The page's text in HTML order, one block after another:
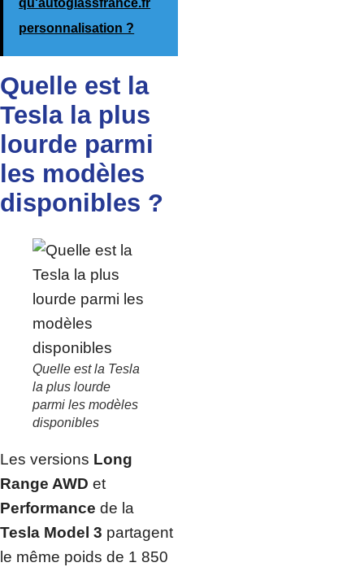
qu'autoglassfrance.fr
personnalisation ?
Quelle est la
Tesla la plus
lourde parmi
les modèles
disponibles ?
Quelle est la Tesla
la plus lourde
parmi les modèles
disponibles
Les versions Long
Range AWD et
Performance de la
Tesla Model 3 partagent
le même poids de 1 850